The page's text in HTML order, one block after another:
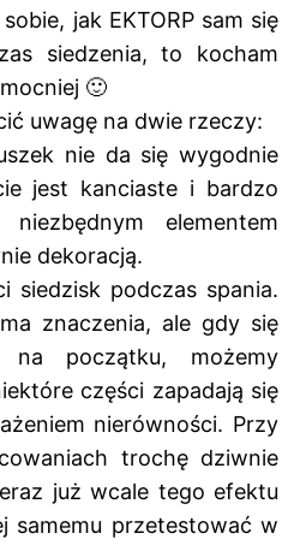
jak EKTORP sam się
siedzenia, to kocham
🙂
uwagę na dwie rzeczy:
nie da się wygodnie
jest kanciaste i bardzo
elementem
dekoracją.
siedzisk podczas spania.
znaczenia, ale gdy się
na początku, możemy
części zapadają się
nierówności. Przy
trochę dziwnie
już wcale tego efektu
samemu przetestować w